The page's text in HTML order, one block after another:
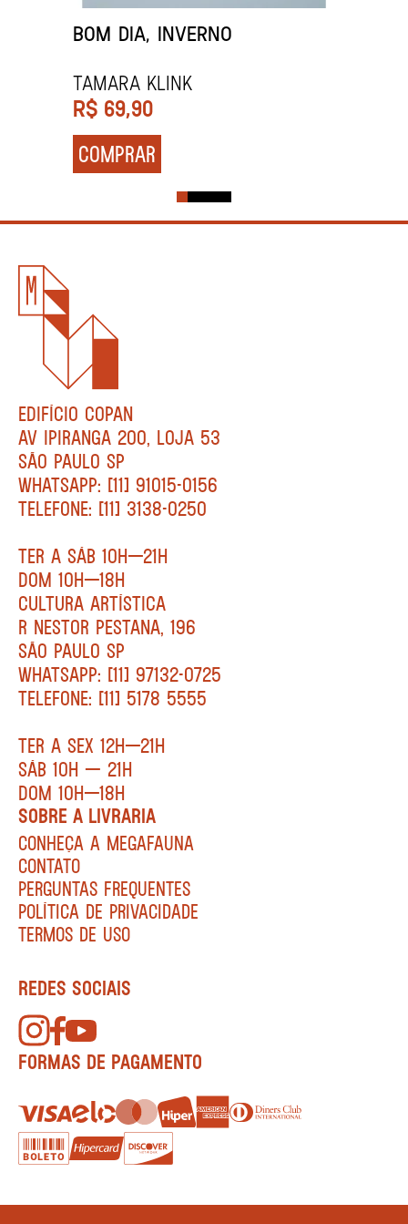
BOM DIA, INVERNO
Tamara Klink
R$ 69,90
COMPRAR
EDIFÍCIO COPAN
AV IPIRANGA 200, LOJA 53
SÃO PAULO SP
WHATSAPP: [11] 91015-0156
TELEFONE: [11] 3138-0250
TER A SÁB 10H—21H
DOM 10H—18H
CULTURA ARTÍSTICA
R NESTOR PESTANA, 196
SÃO PAULO SP
WHATSAPP: [11] 97132-0725
TELEFONE: [11] 5178 5555
TER A SEX 12H—21H
SÁB 10H — 21H
DOM 10H—18H
SOBRE A LIVRARIA
CONHEÇA A MEGAFAUNA
CONTATO
PERGUNTAS FREQUENTES
POLÍTICA DE PRIVACIDADE
TERMOS DE USO
REDES SOCIAIS
FORMAS DE PAGAMENTO